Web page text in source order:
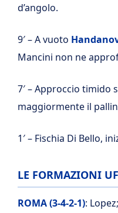
d’angolo.
9′ – A vuoto
Mancini non ne
7′ – Approccio timido
maggiormente il
1′ – Fischia Di Bello,
LE FORMAZIONI
ROMA (3-4-2-1):